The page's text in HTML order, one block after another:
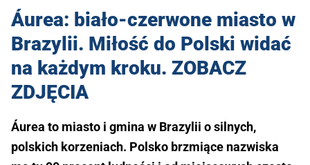
Áurea: biało-czerwone miasto w
Brazylii. Miłość do Polski widać
na każdym kroku. ZOBACZ
ZDJĘCIA
Áurea to miasto i gmina w Brazylii o silnych,
polskich korzeniach. Polsko brzmiące nazwiska